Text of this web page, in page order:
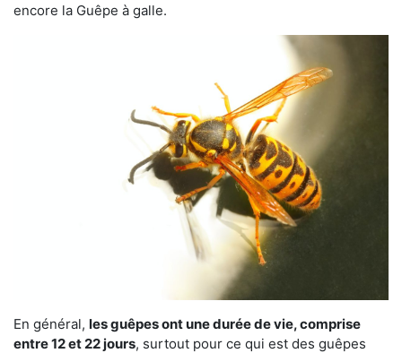
encore la Guêpe à galle.
En général, les guêpes ont une durée de vie, comprise
entre 12 et 22 jours, surtout pour ce qui est des guêpes